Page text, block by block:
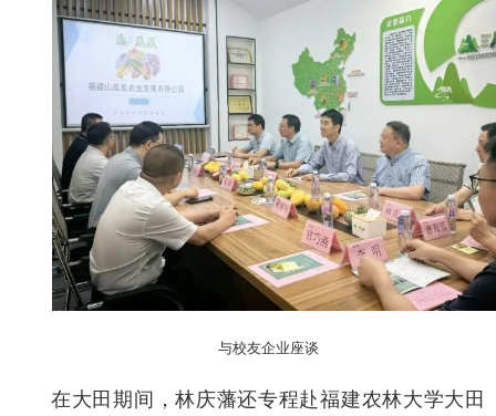
与校友企业座谈
在大田期间，林庆藩还专程赴福建农林大学大田